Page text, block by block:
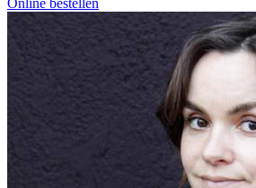
Online bestellen